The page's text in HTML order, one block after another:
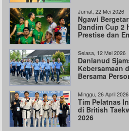
Jumat, 22 Mei 2026
Ngawi
Dandim Cup 2
Prestise dan
Selasa, 12 Mei 2026
Danlanud
Kebersamaan
Bersama
Minggu, 26 April 2026
Tim Pelatnas
di British
2026